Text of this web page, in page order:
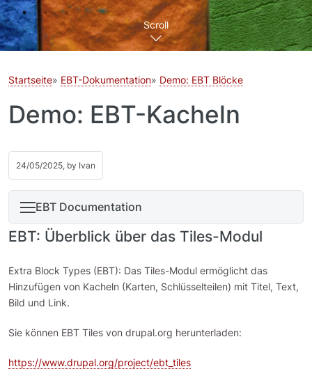
Scroll
Startseite EBT-Dokumentation Demo: EBT Blöcke
Demo: EBT-Kacheln
24/05/2025, by Ivan
EBT Documentation
EBT: Überblick über das Tiles-Modul
Extra Block Types (EBT): Das Tiles-Modul ermöglicht das
Hinzufügen von Kacheln (Karten, Schlüsselteilen) mit Titel, Text,
Bild und Link.
Sie können EBT Tiles von drupal.org herunterladen:
https://www.drupal.org/project/ebt_tiles